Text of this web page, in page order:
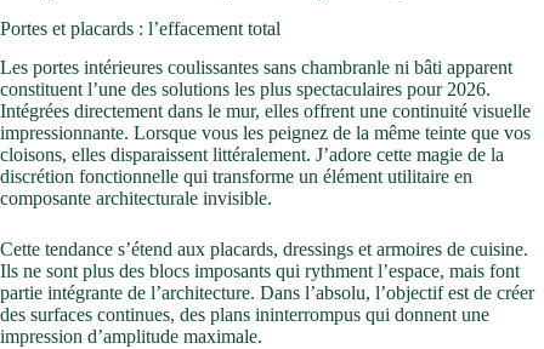
Portes et placards : l’effacement total
Les portes intérieures coulissantes sans chambranle ni bâti apparent
constituent l’une des solutions les plus spectaculaires pour 2026.
Intégrées directement dans le mur, elles offrent une continuité visuelle
impressionnante. Lorsque vous les peignez de la même teinte que vos
cloisons, elles disparaissent littéralement. J’adore cette magie de la
discrétion fonctionnelle qui transforme un élément utilitaire en
composante architecturale invisible.
Cette tendance s’étend aux placards, dressings et armoires de cuisine.
Ils ne sont plus des blocs imposants qui rythment l’espace, mais font
partie intégrante de l’architecture. Dans l’absolu, l’objectif est de créer
des surfaces continues, des plans ininterrompus qui donnent une
impression d’amplitude maximale.